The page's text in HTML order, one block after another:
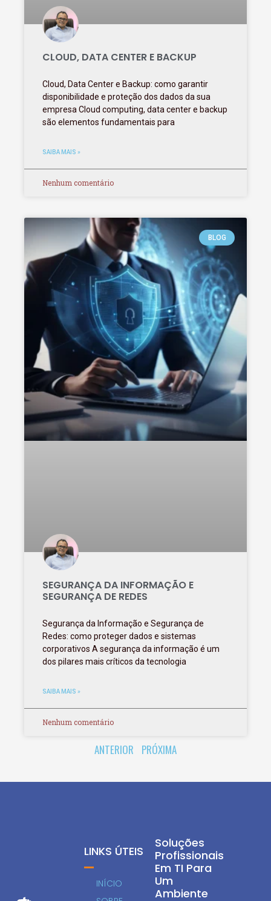
CLOUD, DATA CENTER E BACKUP
Cloud, Data Center e Backup: como garantir
disponibilidade e proteção dos dados da sua
empresa Cloud computing, data center e backup
são elementos fundamentais para
SAIBA MAIS »
Nenhum comentário
BLOG
SEGURANÇA DA INFORMAÇÃO E
SEGURANÇA DE REDES
Segurança da Informação e Segurança de
Redes: como proteger dados e sistemas
corporativos A segurança da informação é um
dos pilares mais críticos da tecnologia
SAIBA MAIS »
Nenhum comentário
ANTERIOR PRÓXIMA
Soluções
Profissionais
Em TI Para
Um
Ambiente
LINKS ÚTEIS
INÍCIO